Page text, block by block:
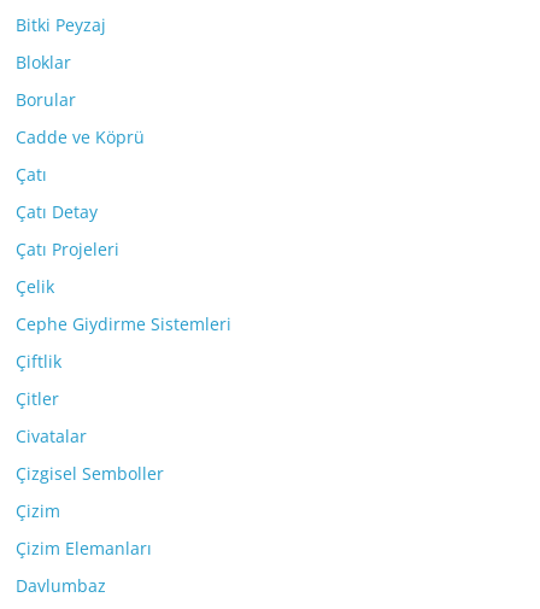
Bitki Peyzaj
Bloklar
Borular
Cadde ve Köprü
Çatı
Çatı Detay
Çatı Projeleri
Çelik
Cephe Giydirme Sistemleri
Çiftlik
Çitler
Civatalar
Çizgisel Semboller
Çizim
Çizim Elemanları
Davlumbaz